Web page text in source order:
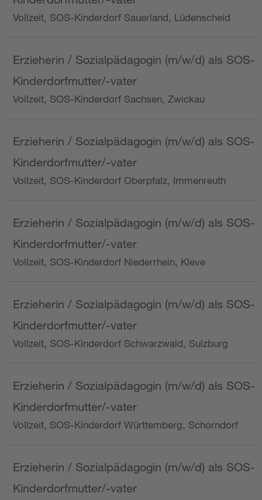
Vollzeit, SOS-Kinderdorf Sauerland, Lüdenscheid
Erzieherin / Sozialpädagogin (m/w/d) als SOS-
Kinderdorfmutter/-vater
Vollzeit, SOS-Kinderdorf Sachsen, Zwickau
Erzieherin / Sozialpädagogin (m/w/d) als SOS-
Kinderdorfmutter/-vater
Vollzeit, SOS-Kinderdorf Oberpfalz, Immenreuth
Erzieherin / Sozialpädagogin (m/w/d) als SOS-
Kinderdorfmutter/-vater
Vollzeit, SOS-Kinderdorf Niederrhein, Kleve
Erzieherin / Sozialpädagogin (m/w/d) als SOS-
Kinderdorfmutter/-vater
Vollzeit, SOS-Kinderdorf Schwarzwald, Sulzburg
Erzieherin / Sozialpädagogin (m/w/d) als SOS-
Kinderdorfmutter/-vater
Vollzeit, SOS-Kinderdorf Württemberg, Schorndorf
Erzieherin / Sozialpädagogin (m/w/d) als SOS-
Kinderdorfmutter/-vater